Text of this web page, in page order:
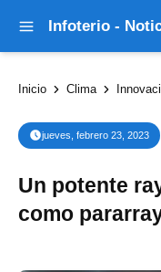
Inicio Clima
jueves, febrero 23, 2023
Un potente
como